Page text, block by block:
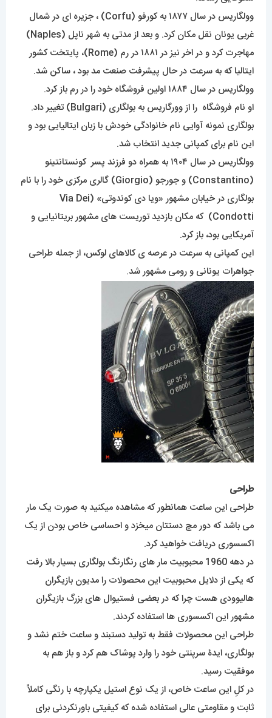
وولگاریس در سال ۱۸۷۷ به کورفو (Corfu) ، جزیره ای در شمال
غربی یونان نقل مکان کرد. و بعد از مدتی به شهر ناپل (Naples)
مهاجرت کرد و در اخر نیز در ۱۸۸۱ در رم (Rome)، پایتخت کشور
ایتالیا که به سرعت در حال پیشرفت صنعت مد بود ، ساکن شد.
وولگاریس در سال ۱۸۸۴ اولین فروشگاه خود را در رم باز کرد.
او نام فروشگاه را از وورگاریس به بولگاری (Bulgari) تغییر داد.
بولگاری نمونه آوایی نام خانوادگی خودش با زبان ایتالیایی بود و
این نام برای کمپانی جدید انتخاب شد.
وولگاریس در سال ۱۹۰۴ به همراه دو فرزند پسر کونستانتینو
(Constantino) و جورجو (Giorgio) گالری مرکزی خود را با نام
بولگاری در خیابان مشهور «ویا دی کوندوتی» (Via Dei
Condotti) که مکان بازدید توریست های مشهور بریتانیایی و
آمریکایی بود، باز کرد.
این کمپانی به سرعت در عرصه ی کالاهای لوکس، از جمله طراحی
جواهرات یونانی و رومی مشهور شد.
طراحی
طراحی این ساعت همانطور که مشاهده میکنید به صورت یک مار
می باشد که دور مچ دستتان میخزد و احساسی خاص بودن از یک
اکسسوری دریافت خواهید کرد.
در دهه 1960 محبوبیت مار های رنگارنگ بولگاری بسیار بالا رفت
که یکی از دلایل محبوبیت این محصولات را مدیون بازیگران
هالیوودی هست چرا که در بعضی فستیوال های بزرگ بازیگران
مشهور این اکسسوری ها استفاده کردند.
طراحی این محصولات فقط به تولید دستبند و ساعت ختم نشد و
بولگاری، ایدۀ سرپنتی خود را وارد پوشاک هم کرد و باز هم به
موفقیت رسید.
در کلِ این ساعت خاص، از یک نوع استیل یکپارچه با رنگی کاملاً
ثابت و مقاومتی عالی استفاده شده که کیفیتی باورنکردنی برای